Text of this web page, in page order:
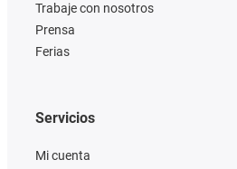
Trabaje con nosotros
Prensa
Ferias
Servicios
Mi cuenta